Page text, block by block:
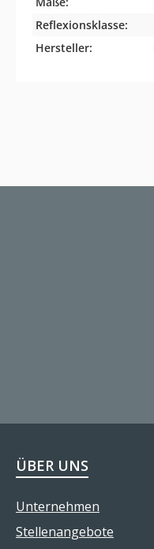
Reflexionsklasse:
Hersteller:
ÜBER UNS
Unternehmen
Stellenangebote